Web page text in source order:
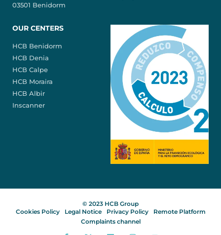
03501 Benidorm
OUR CENTERS
HCB Benidorm
HCB Denia
HCB Calpe
HCB Moraira
HCB Albir
Inscanner
© 2023 HCB Group
Cookies Policy
Legal Notice Privacy Policy
Remote Platform
Complaints channel